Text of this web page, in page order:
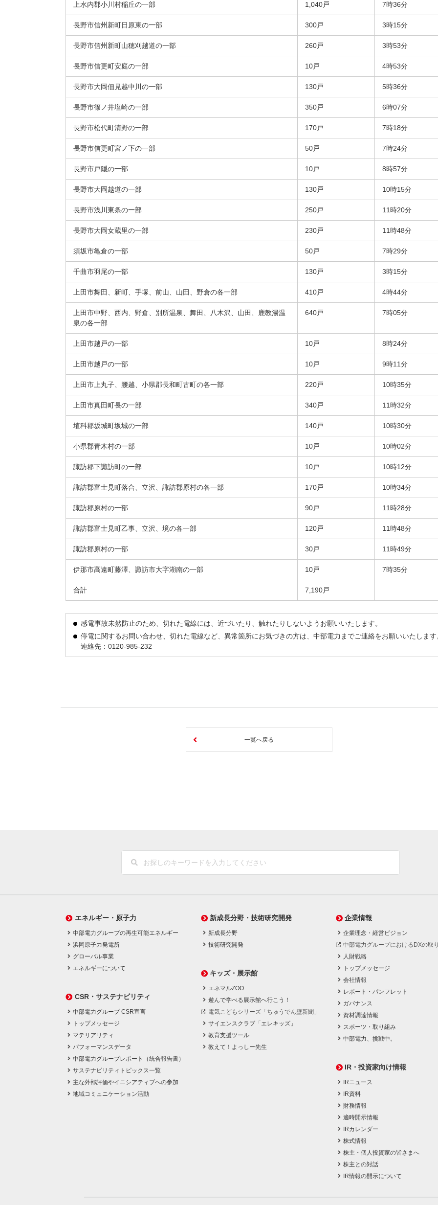
上水内郡小川村稲丘の一部 1,040戸 7時36分
長野市信州新町日原東の一部 300戸 3時15分
長野市信州新町山穂刈越道の一部 260戸 3時53分
長野市信更町安庭の一部 10戸 4時53分
長野市大岡佃見越中川の一部 130戸 5時36分
長野市篠ノ井塩崎の一部 350戸 6時07分
長野市松代町清野の一部 170戸 7時18分
長野市信更町宮ノ下の一部 50戸 7時24分
長野市戸隠の一部 10戸 8時57分
長野市大岡越道の一部 130戸 10時15分
長野市浅川東条の一部 250戸 11時20分
長野市大岡女蔵里の一部 230戸 11時48分
須坂市亀倉の一部 50戸 7時29分
千曲市羽尾の一部 130戸 3時15分
上田市舞田、新町、手塚、前山、山田、野倉の各一部 410戸 4時44分
上田市中野、西内、野倉、別所温泉、舞田、八木沢、山田、鹿教湯温
泉の各一部
640戸 7時05分
上田市越戸の一部 10戸 8時24分
上田市越戸の一部 10戸 9時11分
上田市上丸子、腰越、小県郡長和町古町の各一部 220戸 10時35分
上田市真田町長の一部 340戸 11時32分
埴科郡坂城町坂城の一部 140戸 10時30分
小県郡青木村の一部 10戸 10時02分
諏訪郡下諏訪町の一部 10戸 10時12分
諏訪郡富士見町落合、立沢、諏訪郡原村の各一部 170戸 10時34分
諏訪郡原村の一部 90戸 11時28分
諏訪郡富士見町乙事、立沢、境の各一部 120戸 11時48分
諏訪郡原村の一部 30戸 11時49分
伊那市高遠町藤澤、諏訪市大字湖南の一部 10戸 7時35分
合計 7,190戸
感電事故未然防止のため、切れた電線には、近づいたり、触れたりしないようお願いいたします。
停電に関するお問い合わせ、切れた電線など、異常箇所にお気づきの方は、中部電力までご連絡をお願いいたします
連絡先：0120-985-232
一覧へ戻る
エネルギー・原子力
中部電力グループの再生可能エネルギー
浜岡原子力発電所
グローバル事業
エネルギーについて
CSR・サステナビリティ
中部電力グループ CSR宣言
トップメッセージ
マテリアリティ
パフォーマンスデータ
中部電力グループレポート（統合報告書）
サステナビリティトピックス一覧
主な外部評価やイニシアティブへの参加
地域コミュニケーション活動
新成長分野・技術研究開発
新成長分野
技術研究開発
キッズ・展示館
エネマルZOO
遊んで学べる展示館へ行こう！
電気こどもシリーズ「ちゅうでん壁新聞」
サイエンスクラブ「エレキッズ」
教育支援ツール
教えて！よっしー先生
企業情報
企業理念・経営ビジョン
中部電力グループにおけるDXの取
人財戦略
トップメッセージ
会社情報
レポート・パンフレット
ガバナンス
資材調達情報
スポーツ・取り組み
中部電力、挑戦中。
IR・投資家向け情報
IRニュース
IR資料
財務情報
適時開示情報
IRカレンダー
株式情報
株主・個人投資家の皆さまへ
株主との対話
IR情報の開示について